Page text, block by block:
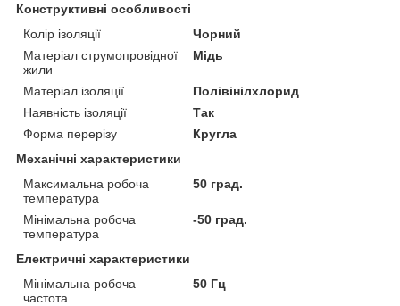
Конструктивні особливості
Колір ізоляції
Чорний
Матеріал струмопровідної
жили
Мідь
Матеріал ізоляції
Полівінілхлорид
Наявність ізоляції
Так
Форма перерізу
Кругла
Механічні характеристики
Максимальна робоча
температура
50 град.
Мінімальна робоча
температура
-50 град.
Електричні характеристики
Мінімальна робоча
частота
50 Гц